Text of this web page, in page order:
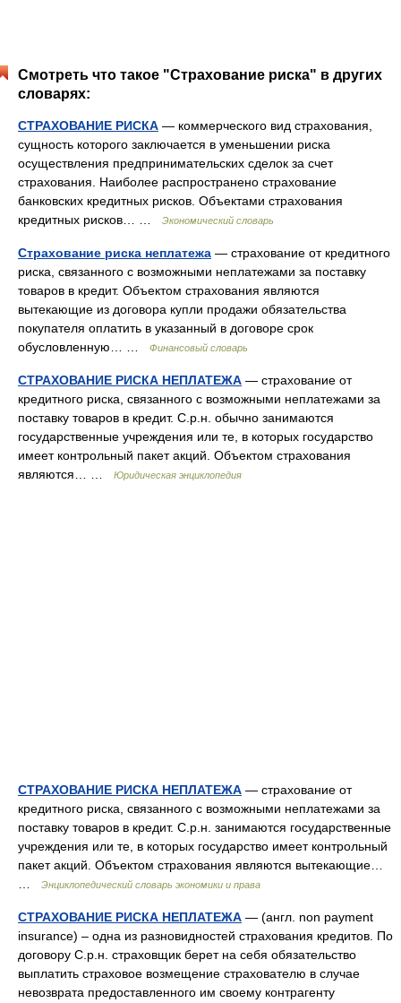
Смотреть что такое "Страхование риска" в других
словарях:
СТРАХОВАНИЕ РИСКА — коммерческого вид страхования,
сущность которого заключается в уменьшении риска
осуществления предпринимательских сделок за счет
страхования. Наиболее распространено страхование
банковских кредитных рисков. Объектами страхования
кредитных рисков… …
Экономический словарь
Страхование риска неплатежа — страхование от кредитного
риска, связанного с возможными неплатежами за поставку
товаров в кредит. Объектом страхования являются
вытекающие из договора купли продажи обязательства
покупателя оплатить в указанный в договоре срок
обусловленную… …
Финансовый словарь
СТРАХОВАНИЕ РИСКА НЕПЛАТЕЖА — страхование от
кредитного риска, связанного с возможными неплатежами за
поставку товаров в кредит. С.р.н. обычно занимаются
государственные учреждения или те, в которых государство
имеет контрольный пакет акций. Объектом страхования
являются… …
Юридическая энциклопедия
СТРАХОВАНИЕ РИСКА НЕПЛАТЕЖА — страхование от
кредитного риска, связанного с возможными неплатежами за
поставку товаров в кредит. С.р.н. занимаются государственные
учреждения или те, в которых государство имеет контрольный
пакет акций. Объектом страхования являются вытекающие…
Энциклопедический словарь экономики и права
СТРАХОВАНИЕ РИСКА НЕПЛАТЕЖА — (англ. non payment
insurance) – одна из разновидностей страхования кредитов. По
договору С.р.н. страховщик берет на себя обязательство
выплатить страховое возмещение страхователю в случае
невозврата предоставленного им своему контрагенту